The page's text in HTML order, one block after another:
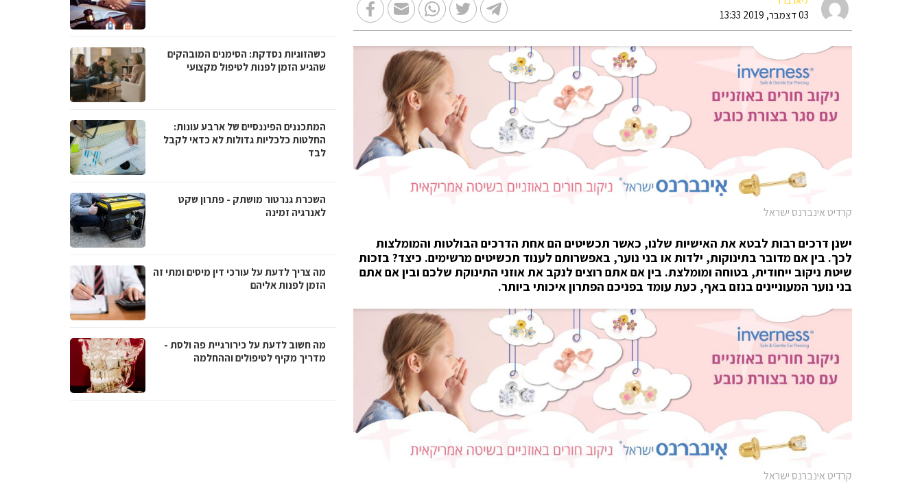
03 דצמבר, 2019 13:33
קרדיט אינברנס ישראל
ישנן דרכים רבות לבטא את האישיות שלנו, כאשר תכשיטים הם אחת הדרכים הבולטות והמומלצות
לכך. בין אם מדובר בתינוקות, ילדות או בני נוער, באפשרותם לענוד תכשיטים מרשימים. כיצד? בזכות
שיטת ניקוב ייחודית, בטוחה ומומלצת. בין אם אתם רוצים לנקב את אוזני התינוקת שלכם ובין אם אתם
בני נוער המעוניינים בנזם באף, כעת עומד בפניכם הפתרון איכותי ביותר.
קרדיט אינברנס ישראל
כשהזוגיות נסדקת: הסימנים המובהקים
שהגיע הזמן לפנות לטיפול מקצועי
המתכננים הפיננסיים של ארבע עונות:
החלטות כלכליות גדולות לא כדאי לקבל
לבד
השכרת גנרטור מושתק - פתרון שקט
לאנרגיה זמינה
מה צריך לדעת על עורכי דין מיסים ומתי זה
הזמן לפנות אליהם
מה חשוב לדעת על כירורגיית פה ולסת -
מדריך מקיף לטיפולים וההחלמה